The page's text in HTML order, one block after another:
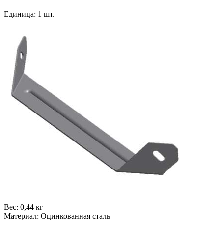
Единица: 1 шт.
Вес: 0,44 кг
Материал: Оцинкованная сталь